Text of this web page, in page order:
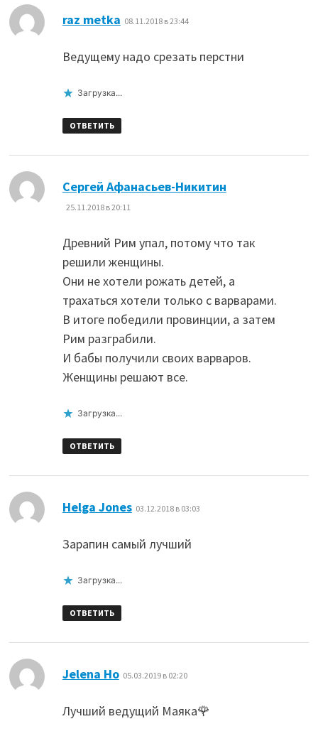
raz metka 08.11.2018 в 23:44
Ведущему надо срезать перстни
Загрузка...
ОТВЕТИТЬ
Сергей Афанасьев-Никитин
25.11.2018 в 20:11
Древний Рим упал, потому что так
решили женщины.
Они не хотели рожать детей, а
трахаться хотели только с варварами.
В итоге победили провинции, а затем
Рим разграбили.
И бабы получили своих варваров.
Женщины решают все.
Загрузка...
ОТВЕТИТЬ
Helga Jones: 03.12.2018 в 03:03
Зарапин самый лучший
Загрузка...
ОТВЕТИТЬ
Jelena Ho: 05.03.2019 в 02:20
Лучший ведущий Маяка🌹